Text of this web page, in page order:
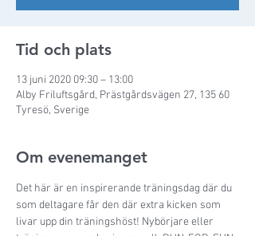
Tid och plats
13 juni 2020 09:30 – 13:00
Alby Friluftsgård, Prästgårdsvägen 27, 135 60
Tyresö, Sverige
Om evenemanget
Det här är en inspirerande träningsdag där du
som deltagare får den där extra kicken som
livar upp din träningshöst! Nybörjare eller